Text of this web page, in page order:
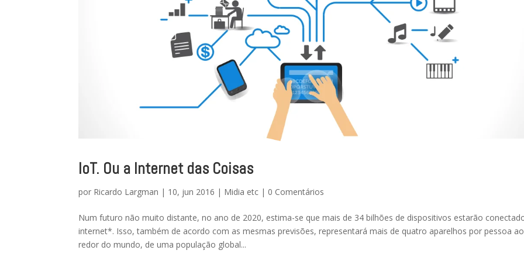
IoT. Ou a Internet das Coisas
por Ricardo Largman | 10, jun 2016 | Midia etc | 0 Comentários
Num futuro não muito distante, no ano de 2020, estima-se que mais de 34 bilhões de dispositivos estarão
internet*. Isso, também de acordo com as mesmas previsões, representará mais de quatro aparelhos por pessoa ao
redor do mundo, de uma população global...